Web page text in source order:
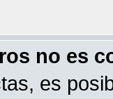
no es
es